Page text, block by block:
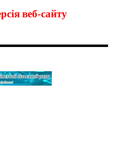
веб-сайту